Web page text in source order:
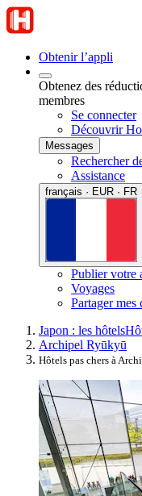
Obtenir l’appli
Obtenez des
membres
Se connecter
Découvrir
Messages
Rechercher
Assistance
français · EUR · FR
Publier votre
Voyages
Partager mes
Japon : les hôtels
Archipel Ryūkyū
Hôtels pas chers à